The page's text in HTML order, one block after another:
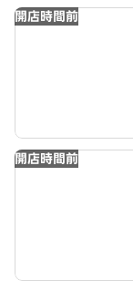
開店時間前
開店時間前